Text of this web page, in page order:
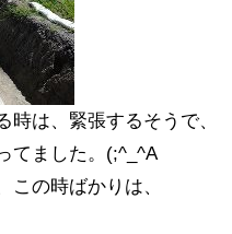
は、緊張するそうで、
てました。(;^_^A
この時ばかりは、